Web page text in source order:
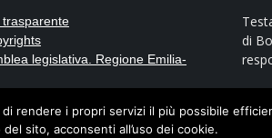
legislativa. Regione Emilia-
di
Note
i propri servizi il più possibile
sito, acconsenti all’uso dei cookie.